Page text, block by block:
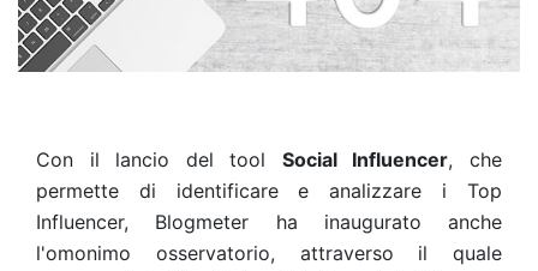
Con il lancio del tool Social Influencer, che
permette di identificare e analizzare i Top
Influencer, Blogmeter ha inaugurato anche
l'omonimo osservatorio, attraverso il quale